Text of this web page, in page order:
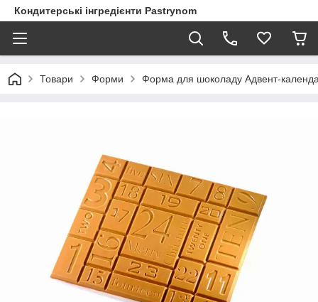
Кондитерські інгредієнти Pastrynom
Товари Форми Форма для шоколаду Адвент-